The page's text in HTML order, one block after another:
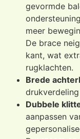
gevormde
meer
De brace
kant, wat
rugklachten.
Brede
Dubbele
aanpassen